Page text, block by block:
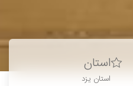
استان
استان یزد